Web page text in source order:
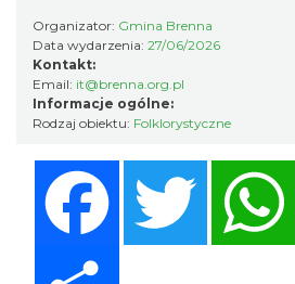
Sierpniowe zwiedzanie
Myśliwskiego
Brenna
3.29 km
Organizator: Gmina Brenna
Data wydarzenia: 27/06/2026
Kontakt:
Email: it@brenna.org.pl
Informacje ogólne:
Rodzaj obiektu: Folklorystyczne
Twitter